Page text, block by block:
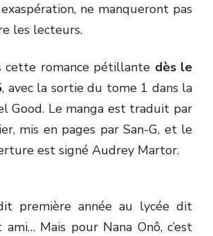
ne manqueront pas
les lecteurs.
cette romance pétillante dès le
, avec la sortie du tome 1 dans la
Good. Le manga est traduit par
mis en pages par San-G, et le
est signé Audrey Martor.
première année au lycée dit
Mais pour Nana Onô, c’est